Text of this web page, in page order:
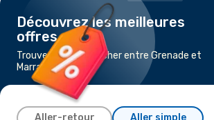
Découvrez les meilleures
offres
Trouvez un vol pas cher entre Grenade et
Marrakech
Aller-retour Aller simple